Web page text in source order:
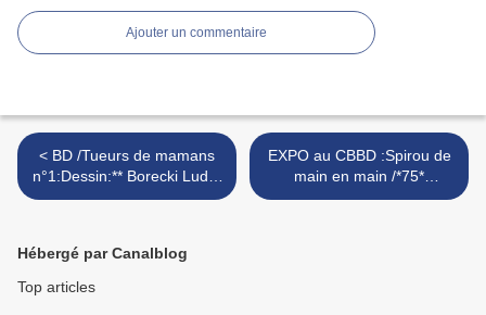
Ajouter un commentaire
< BD /Tueurs de mamans
n°1:Dessin:** Borecki Ludo*
§ Ers Scénario: Zidrou .
EXPO au CBBD :Spirou de
main en main /*75*
anniversaire de Spirou :)
Hébergé par Canalblog
Top articles